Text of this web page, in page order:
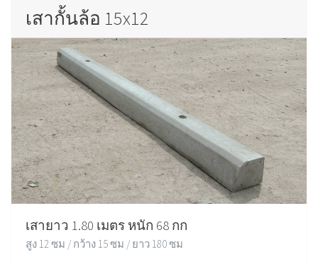
เสากั้นล้อ 15x12
เสายาว 1.80 เมตร หนัก 68 กก
สูง 12 ซม / กว้าง 15 ซม / ยาว 180 ซม